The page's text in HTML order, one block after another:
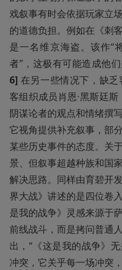
戏叙事有时会依据玩家立
的道德负担。例如在《刺
是一名维京海盗。该作“
者”，这极有可能造成他
6] 在另一些情况下，缺
客组织成员肖恩·黑斯廷
阴谋论者的观点和情绪撰
它视角提供补充叙事，部
某些历史事件的态度。关
景、但叙事超越种族和国
解决思路。同样由育碧开
界大战》讲述的是四位卷
是我的战争》灵感来源于
前线战斗，而是拷问普通
出，“《这是我的战争》
冲突，它关乎每一场冲突